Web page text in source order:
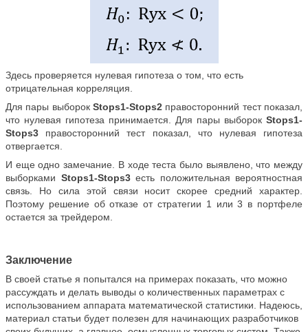
Здесь проверяется нулевая гипотеза о том, что есть
отрицательная корреляция.
Для пары выборок Stops1-Stops2 правосторонний тест показал,
что нулевая гипотеза принимается. Для пары выборок Stops1-
Stops3 правосторонний тест показал, что нулевая гипотеза
отвергается.
И еще одно замечание. В ходе теста было выявлено, что между
выборками Stops1-Stops3есть положительная вероятностная
связь. Но сила этой связи носит скорее средний характер.
Поэтому решение об отказе от стратегии 1 или 3 в портфеле
остается за трейдером.
Заключение
В своей статье я попытался на примерах показать, что можно
рассуждать и делать выводы о количественных параметрах с
использованием аппарата математической статистики. Надеюсь,
материал статьи будет полезен для начинающих разработчиков